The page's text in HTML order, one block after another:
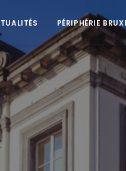
PÉRIPHÉRIE